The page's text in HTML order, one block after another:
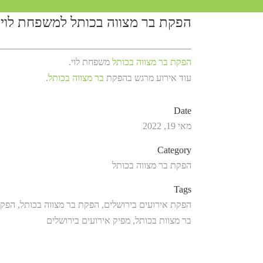
הפקת בר מצווה בכותל למשפחת לוי
הפקת בר מצווה בכותל משפחת לוי.
עוד אירוע מרגש בהפקת בר מצווה בכותל.
Date
מאי 19, 2022
Category
הפקת בר מצווה בכותל
Tags
הפקת אירועים בירושלים, הפקת בר מצווה בכותל,
בר מצוות בכותל, מפיק אירועים בירושלים